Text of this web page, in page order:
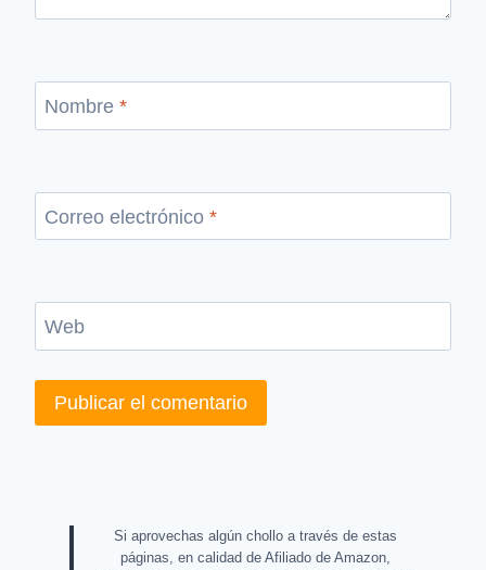
Nombre *
Correo electrónico *
Web
Si aprovechas algún chollo a través de estas
páginas, en calidad de Afiliado de Amazon,